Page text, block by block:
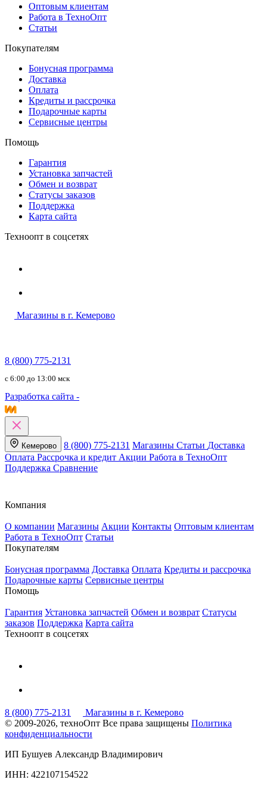
Оптовым клиентам
Работа в ТехноОпт
Статьи
Покупателям
Бонусная программа
Доставка
Оплата
Кредиты и рассрочка
Подарочные карты
Сервисные центры
Помощь
Гарантия
Установка запчастей
Обмен и возврат
Статусы заказов
Поддержка
Карта сайта
Техноопт в соцсетях
Магазины в г. Кемерово
8 (800) 775-2131
c 6:00 до 13:00 мск
Разработка сайта -
Кемерово 8 (800) 775-2131 Магазины Статьи Доставка
Оплата Рассрочка и кредит Акции Работа в ТехноОпт
Поддержка Сравнение
Компания
О компании Магазины Акции Контакты Оптовым клиентам
Работа в ТехноОпт Статьи
Покупателям
Бонусная программа Доставка Оплата Кредиты и рассрочка
Подарочные карты Сервисные центры
Помощь
Гарантия Установка запчастей Обмен и возврат Статусы
заказов Поддержка Карта сайта
Техноопт в соцсетях
8 (800) 775-2131
Магазины в г. Кемерово
© 2009-2026, техноОпт Все права защищены Политика
конфиденциальности
ИП Бушуев Александр Владимирович
ИНН: 422107154522